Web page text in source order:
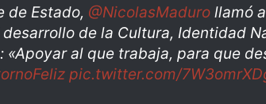
de Estado, @NicolasMaduro llamó
de la Cultura, Identidad
«Apoyar al que trabaja, para que
pic.twitter.com/